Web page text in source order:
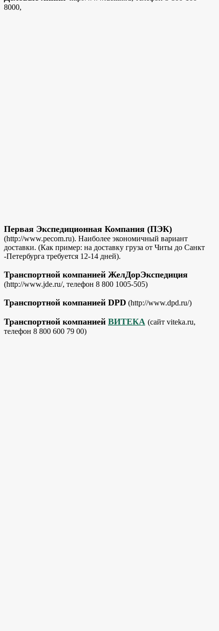
8000,
Первая Экспедиционная Компания (ПЭК)
(http://www.pecom.ru). Наиболее экономичный вариант
доставки. (Как пример: на доставку груза от Читы до Санкт
-Петербурга требуется 12-14 дней).
Транспортной компанией ЖелДорЭкспедиция
(http://www.jde.ru/, телефон 8 800 1005-505)
Транспортной компанией DPD (http://www.dpd.ru/)
Транспортной компанией ВИТЕКА (сайт viteka.ru,
телефон 8 800 600 79 00)